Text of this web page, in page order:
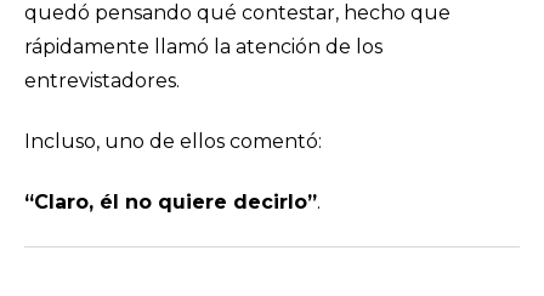
quedó pensando qué contestar, hecho que
rápidamente llamó la atención de los
entrevistadores.
Incluso, uno de ellos comentó:
“Claro, él no quiere decirlo”.